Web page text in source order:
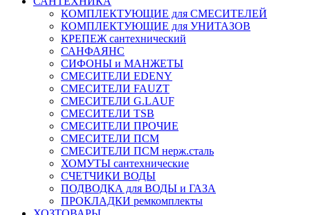
КОМПЛЕКТУЮЩИЕ для СМЕСИТЕЛЕЙ
КОМПЛЕКТУЮЩИЕ для УНИТАЗОВ
КРЕПЕЖ сантехнический
САНФАЯНС
СИФОНЫ и МАНЖЕТЫ
СМЕСИТЕЛИ EDENY
СМЕСИТЕЛИ FAUZT
СМЕСИТЕЛИ G.LAUF
СМЕСИТЕЛИ TSB
СМЕСИТЕЛИ ПРОЧИЕ
СМЕСИТЕЛИ ПСМ
СМЕСИТЕЛИ ПСМ нерж.сталь
ХОМУТЫ сантехнические
СЧЕТЧИКИ ВОДЫ
ПОДВОДКА для ВОДЫ и ГАЗА
ПРОКЛАДКИ ремкомплекты